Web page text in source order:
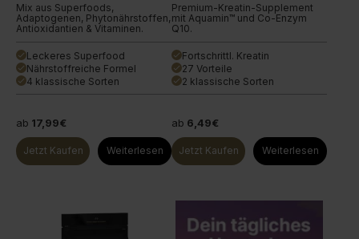
Mix aus Superfoods,
Adaptogenen, Phytonährstoffen,
Antioxidantien & Vitaminen.
done Leckeres Superfood
done Nährstoffreiche Formel
done 4 klassische Sorten
ab 17,99€
Jetzt Kaufen Weiterlesen
Premium-Kreatin-Supplement
mit Aquamin™ und Co-Enzym
Q10.
done Fortschrittl. Kreatin
done 27 Vorteile
done 2 klassische Sorten
ab 6,49€
Jetzt Kaufen Weiterlesen